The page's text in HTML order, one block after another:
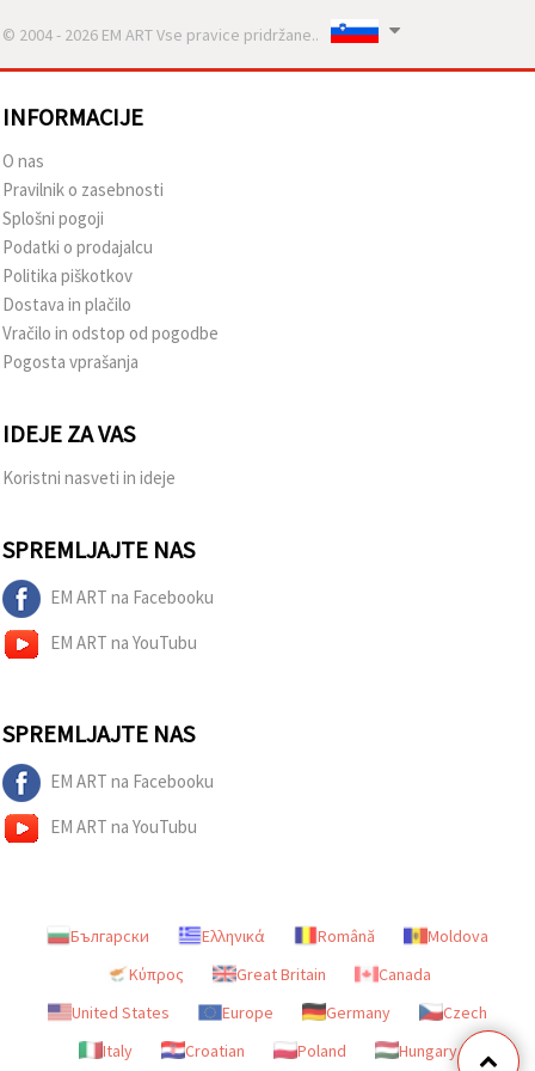
© 2004 - 2026 EM ART Vse pravice pridržane..
INFORMACIJE
O nas
Pravilnik o zasebnosti
Splošni pogoji
Podatki o prodajalcu
Politika piškotkov
Dostava in plačilo
Vračilo in odstop od pogodbe
Pogosta vprašanja
IDEJE ZA VAS
Koristni nasveti in ideje
SPREMLJAJTE NAS
EM ART na Facebooku
EM ART na YouTubu
SPREMLJAJTE NAS
EM ART na Facebooku
EM ART na YouTubu
Български Ελληνικά Română
Moldova
Κύπρος
Great Britain
Canada
United States
Europe Germany
Czech
Italy
Croatian Poland Hungary